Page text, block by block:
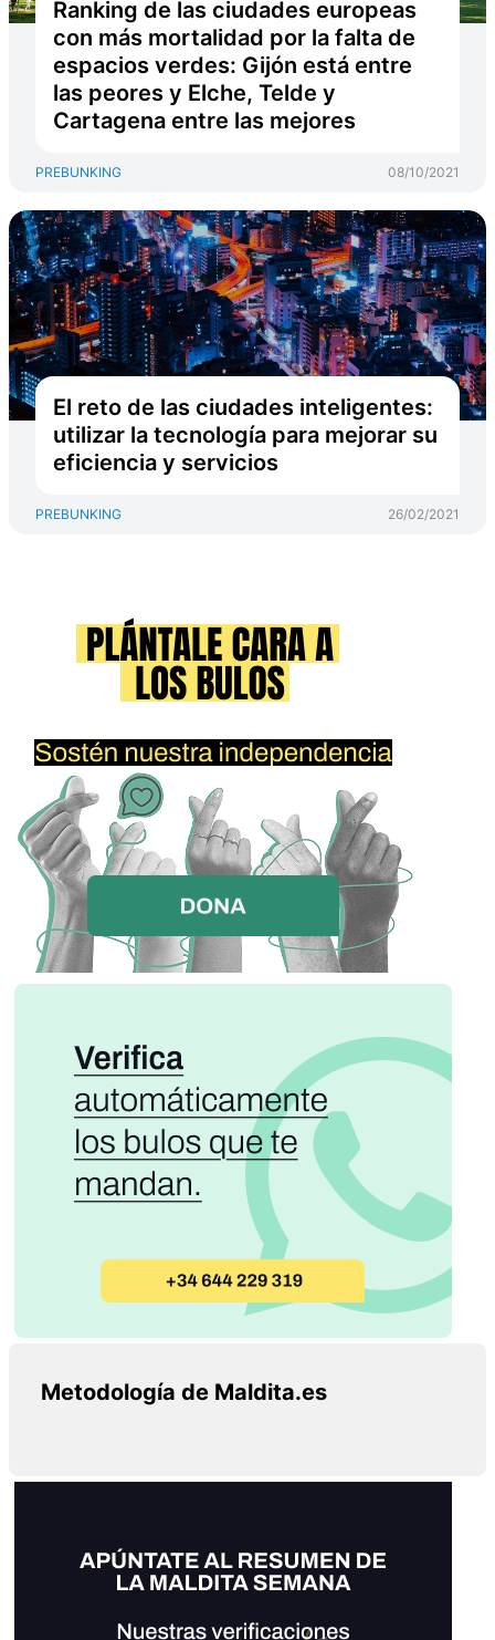
Ranking de las ciudades europeas
con más mortalidad por la falta de
espacios verdes: Gijón está entre
las peores y Elche, Telde y
Cartagena entre las mejores
PREBUNKING 08/10/2021
El reto de las ciudades inteligentes:
utilizar la tecnología para mejorar su
eficiencia y servicios
PREBUNKING 26/02/2021
Metodología de Maldita.es